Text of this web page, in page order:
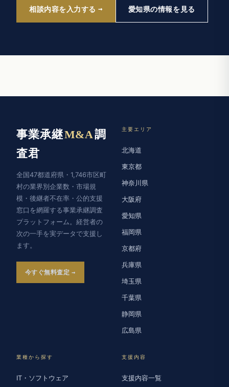
相談内容を入力する 愛知県の情報を見る
事業承継M&A調
査君
全国47都道府県・1,746市区町
村の業界別企業数・市場規
模・後継者不在率・公的支援
窓口を網羅する事業承継調査
プラットフォーム。経営者の
次の一手を実データで支援し
ます。
今すぐ無料査定
主要エリア
北海道
東京都
神奈川県
大阪府
愛知県
福岡県
京都府
兵庫県
埼玉県
千葉県
静岡県
広島県
業種から探す
IT・ソフトウェア
支援内容
支援内容一覧